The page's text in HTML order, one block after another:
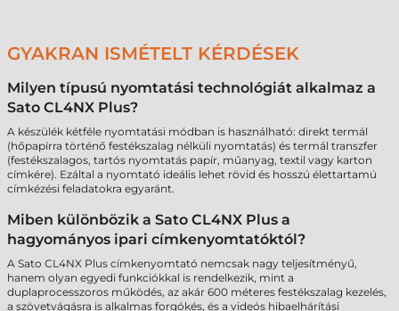
GYAKRAN ISMÉTELT KÉRDÉSEK
Milyen típusú nyomtatási technológiát alkalmaz a
Sato CL4NX Plus?
A készülék kétféle nyomtatási módban is használható: direkt termál
(hőpapírra történő festékszalag nélküli nyomtatás) és termál transzfer
(festékszalagos, tartós nyomtatás papír, műanyag, textil vagy karton
címkére). Ezáltal a nyomtató ideális lehet rövid és hosszú élettartamú
címkézési feladatokra egyaránt.
Miben különbözik a Sato CL4NX Plus a
hagyományos ipari címkenyomtatóktól?
A Sato CL4NX Plus címkenyomtató nemcsak nagy teljesítményű,
hanem olyan egyedi funkciókkal is rendelkezik, mint a
duplaprocesszoros működés, az akár 600 méteres festékszalag kezelés,
a szövetvágásra is alkalmas forgókés, és a videós hibaelhárítási